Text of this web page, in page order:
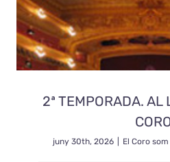
2ª TEMPORADA. AL
juny 30th, 2026 El Coro